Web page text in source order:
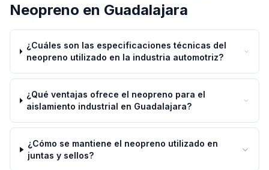
Neopreno en Guadalajara
¿Cuáles son las especificaciones técnicas del
neopreno utilizado en la industria automotriz?
¿Qué ventajas ofrece el neopreno para el
aislamiento industrial en Guadalajara?
¿Cómo se mantiene el neopreno utilizado en
juntas y sellos?